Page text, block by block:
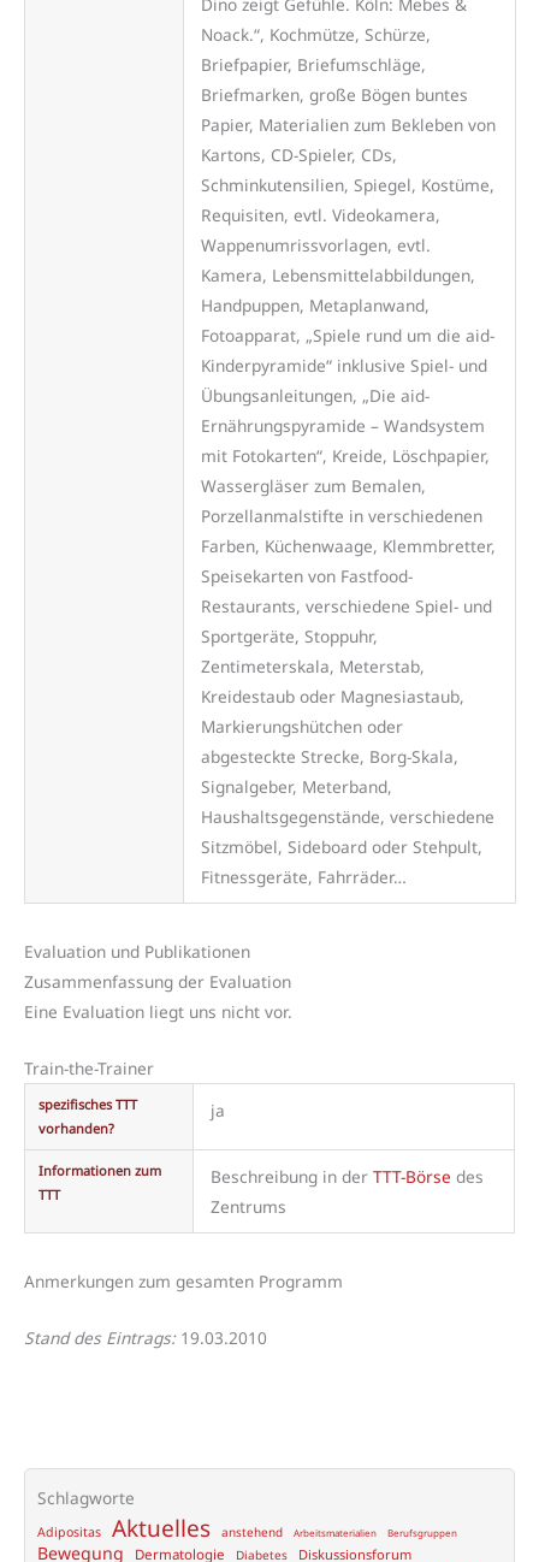
Noack.“, Kochmütze, Schürze,
Briefpapier, Briefumschläge,
Briefmarken, große Bögen buntes
Papier, Materialien zum Bekleben von
Kartons, CD-Spieler, CDs,
Schminkutensilien, Spiegel, Kostüme,
Requisiten, evtl. Videokamera,
Wappenumrissvorlagen, evtl.
Kamera, Lebensmittelabbildungen,
Handpuppen, Metaplanwand,
Fotoapparat, „Spiele rund um die aid-
Kinderpyramide“ inklusive Spiel- und
Übungsanleitungen, „Die aid-
Ernährungspyramide – Wandsystem
mit Fotokarten“, Kreide, Löschpapier,
Wassergläser zum Bemalen,
Porzellanmalstifte in verschiedenen
Farben, Küchenwaage, Klemmbretter,
Speisekarten von Fastfood-
Restaurants, verschiedene Spiel- und
Sportgeräte, Stoppuhr,
Zentimeterskala, Meterstab,
Kreidestaub oder Magnesiastaub,
Markierungshütchen oder
abgesteckte Strecke, Borg-Skala,
Signalgeber, Meterband,
Haushaltsgegenstände, verschiedene
Sitzmöbel, Sideboard oder Stehpult,
Fitnessgeräte, Fahrräder…
Evaluation und Publikationen
Zusammenfassung der Evaluation
Eine Evaluation liegt uns nicht vor.
Train-the-Trainer
spezifisches TTT
vorhanden?
ja
Informationen zum
TTT
Beschreibung in der TTT-Börse des
Zentrums
Anmerkungen zum gesamten Programm
Stand des Eintrags: 19.03.2010
Schlagworte
Adipositas Aktuelles anstehend Arbeitsmaterialien Berufsgruppen
Bewegung Dermatologie Diabetes Diskussionsforum